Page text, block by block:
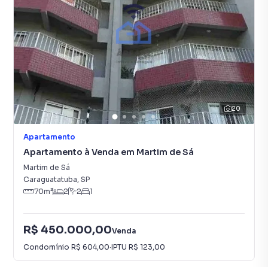
20
Apartamento
Apartamento à Venda em Martim de Sá
Martim de Sá
Caraguatatuba, SP
70m² 2 2 1
R$ 450.000,00Venda
Condomínio R$ 604,00·IPTU R$ 123,00